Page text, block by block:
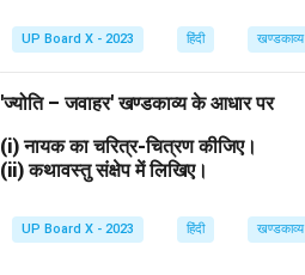
UP Board X - 2023 हिंदी खण्डकाव्य
'ज्योति – जवाहर' खण्डकाव्य के आधार पर
(i) नायक का चरित्र-चित्रण कीजिए।
(ii) कथावस्तु संक्षेप में लिखिए।
UP Board X - 2023 हिंदी खण्डकाव्य